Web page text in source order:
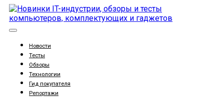
Новости
Тесты
Обзоры
Технологии
Гид покупателя
Репортажи